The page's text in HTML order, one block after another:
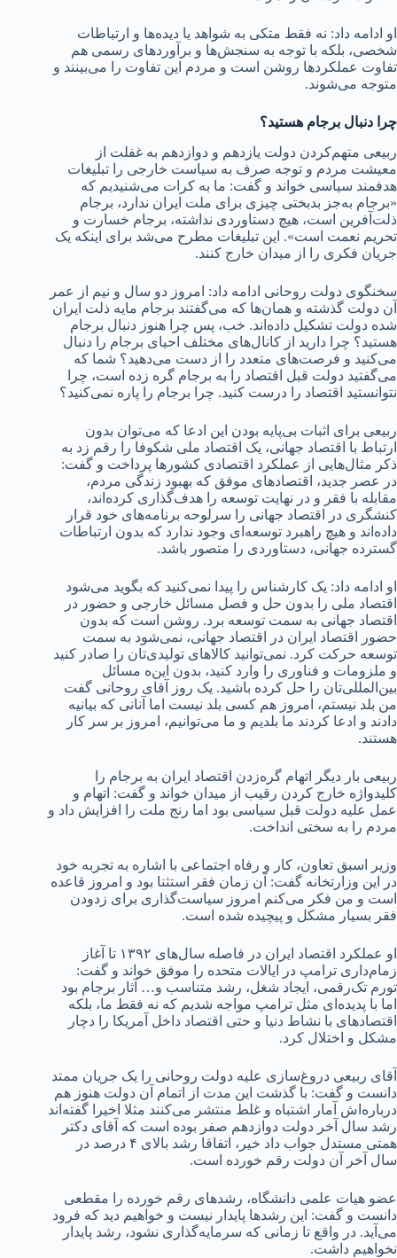
او ادامه داد: نه فقط متکی به شواهد یا دیده‌ها و ارتباطات
شخصی، بلکه با توجه به سنجش‌ها و برآوردهای رسمی هم
تفاوت عملکردها روشن است و مردم این تفاوت را می‌بینند و
متوجه می‌شوند.
چرا دنبال برجام هستید؟
ربیعی متهم‌کردن دولت یازدهم و دوازدهم به غفلت از
معیشت مردم و توجه صرف به سیاست خارجی را تبلیغات
هدفمند سیاسی خواند و گفت: ما به کرات می‌شنیدیم که
«برجام به‌جز بدبختی چیزی برای ملت ایران ندارد، برجام
ذلت‌آفرین است، هیچ دستاوردی نداشته، برجام خسارت و
تحریم نعمت است». این تبلیغات مطرح می‌شد برای اینکه یک
جریان فکری را از میدان خارج کنند.
سخنگوی دولت روحانی ادامه داد: امروز دو سال و نیم از عمر
آن دولت گذشته و همان‌ها که می‌گفتند برجام مایه ذلت ایران
شده دولت تشکیل داده‌اند. خب، پس چرا هنوز دنبال برجام
هستید؟ چرا دارید از کانال‌های مختلف احیای برجام را دنبال
می‌کنید و فرصت‌های متعدد را از دست می‌دهید؟ شما که
می‌گفتید دولت قبل اقتصاد را به برجام گره زده است، چرا
نتوانستید اقتصاد را درست کنید. چرا برجام را پاره نمی‌کنید؟
ربیعی برای اثبات بی‌پایه بودن این ادعا که می‌توان بدون
ارتباط با اقتصاد جهانی، یک اقتصاد ملی شکوفا را رقم زد به
ذکر مثال‌هایی از عملکرد اقتصادی کشورها پرداخت و گفت:
در عصر جدید، اقتصادهای موفق که بهبود زندگی مردم،
مقابله با فقر و در نهایت توسعه را هدف‌گذاری کرده‌اند،
کنشگری در اقتصاد جهانی را سرلوحه برنامه‌های خود قرار
داده‌اند و هیچ راهبرد توسعه‌ای وجود ندارد که بدون ارتباطات
گسترده جهانی، دستاوردی را متصور باشد.
او ادامه داد: یک کارشناس را پیدا نمی‌کنید که بگوید می‌شود
اقتصاد ملی را بدون حل و فصل مسائل خارجی و حضور در
اقتصاد جهانی به سمت توسعه برد. روشن است که بدون
حضور اقتصاد ایران در اقتصاد جهانی، نمی‌شود به سمت
توسعه حرکت کرد. نمی‌توانید کالاهای تولیدی‌تان را صادر کنید
و ملزومات و فناوری را وارد کنید، بدون این‌ه مسائل
بین‌المللی‌تان را حل کرده باشید. یک روز آقای روحانی گفت
من بلد نیستم، امروز هم کسی بلد نیست اما آنانی که بیانیه
دادند و ادعا کردند ما بلدیم و ما می‌توانیم، امروز بر سر کار
هستند.
ربیعی بار دیگر اتهام گره‌زدن اقتصاد ایران به برجام را
کلیدواژه خارج کردن رقیب از میدان خواند و گفت: اتهام و
عمل علیه دولت قبل سیاسی بود اما رنج ملت را افزایش داد و
مردم را به سختی انداخت.
وزیر اسبق تعاون، کار و رفاه اجتماعی با اشاره به تجربه خود
در این وزارتخانه گفت: آن زمان فقر استثنا بود و امروز قاعده
است و من فکر می‌کنم امروز سیاست‌گذاری برای زدودن
فقر بسیار مشکل و پیچیده شده است.
او عملکرد اقتصاد ایران در فاصله سال‌های ۱۳۹۲ تا آغاز
زمام‌داری ترامپ در ایالات متحده را موفق خواند و گفت:
تورم تک‌رقمی، ایجاد شغل، رشد متناسب و… آثار برجام بود
اما با پدیده‌ای مثل ترامپ مواجه شدیم که نه فقط ما، بلکه
اقتصادهای با نشاط دنیا و حتی اقتصاد داخل آمریکا را دچار
مشکل و اختلال کرد.
آقای ربیعی دروغ‌سازی علیه دولت روحانی را یک جریان ممتد
دانست و گفت: با گذشت این مدت از اتمام آن دولت هنوز هم
درباره‌اش آمار اشتباه و غلط منتشر می‌کنند مثلا اخیرا گفته‌اند
رشد سال آخر دولت دوازدهم صفر بوده است که آقای دکتر
همتی مستدل جواب داد خیر، اتفاقا رشد بالای ۴ درصد در
سال آخر آن دولت رقم خورده است.
عضو هیات علمی دانشگاه، رشدهای رقم خورده را مقطعی
دانست و گفت: این رشدها پایدار نیست و خواهیم دید که فرود
می‌آید. در واقع تا زمانی که سرمایه‌گذاری نشود، رشد پایدار
نخواهیم داشت.